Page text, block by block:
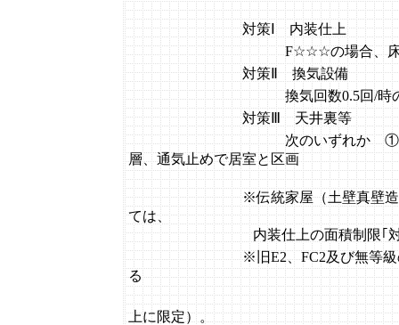
対策Ⅰ 内装仕上
F☆☆☆の場合
対策Ⅱ 換気設備
換気回数0.5回/時の24時間
対策Ⅲ 天井裏等
次のいずれか ①下地
層、通気止めで居室と区画
※伝統家屋（土壁真壁造りで天井
ては、
内装仕上の面積制限｢対策Ⅰ）
※旧E2、FC2及び無等級の建材に
る
（F☆☆の建材につ
上に限定）。